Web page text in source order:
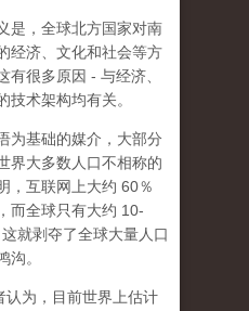
是，全球北方国家对南
经济、文化和社会等方
有很多原因 - 与经济、
技术架构均有关。
为基础的媒介，大部分
界大多数人口不相称的
，互联网上大约 60％
而全球只有大约 10-
就剥夺了全球大量人口
沟。
认为，目前世界上估计